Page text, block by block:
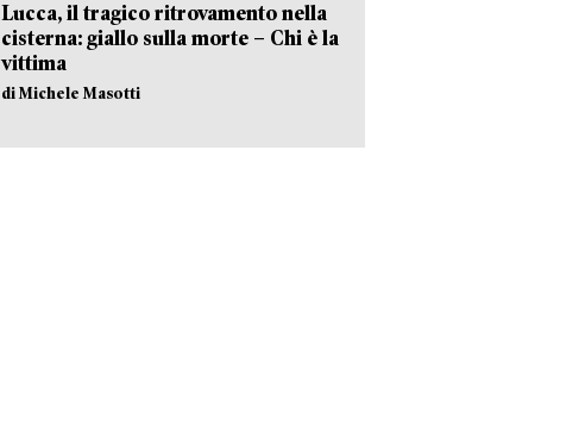
Lucca, il tragico ritrovamento nella
cisterna: giallo sulla morte – Chi è la
vittima
di Michele Masotti